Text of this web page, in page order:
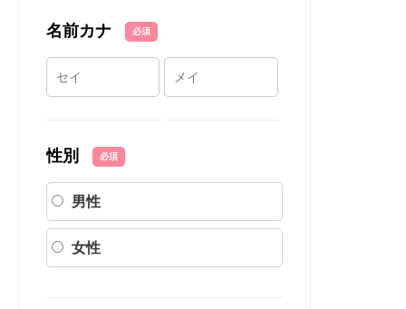
名前カナ 必須
性別 必須
男性
女性